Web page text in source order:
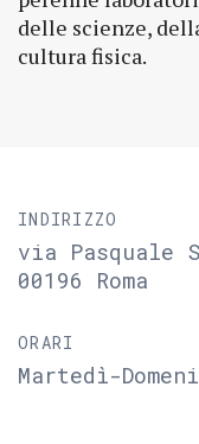
delle scienze,
cultura fisica.
INDIRIZZO
via Pasquale
00196 Roma
ORARI
Martedì-